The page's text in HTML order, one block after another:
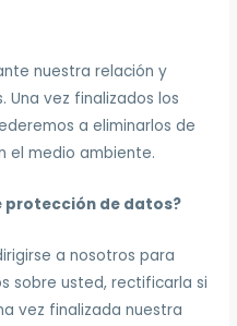
nuestra relación y
Una vez finalizados los
a eliminarlos de
el medio ambiente.
protección de datos?
a nosotros para
sobre usted, rectificarla si
vez finalizada nuestra